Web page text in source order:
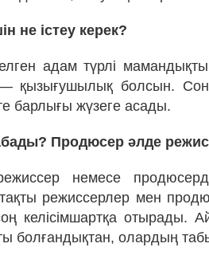
не істеу керек?
адам түрлі
болсын.
барлығы жүзеге асады.
Продюсер әлде
немесе
режиссерлер мен
келісімшартқа отырады.
болғандықтан, олардың